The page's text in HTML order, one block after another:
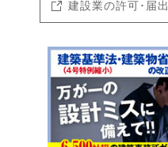
建設業の許可･届出